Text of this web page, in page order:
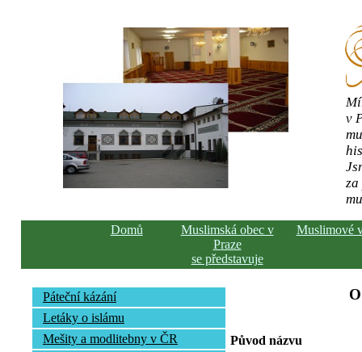
v
Domů
Muslimská obec v
Praze
se představuje
Muslimové
Páteční kázání
Letáky o islámu
Mešity a modlitebny v ČR
Původ názvu